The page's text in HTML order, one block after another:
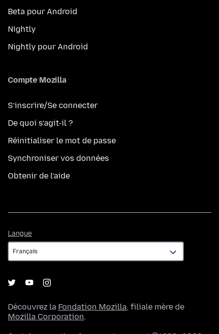
Beta pour Android
Nightly
Nightly pour Android
Compte Mozilla
S’inscrire/Se connecter
De quoi s’agit-il ?
Réinitialiser le mot de passe
Synchroniser vos données
Obtenir de l’aide
Langue
Découvrez la Fondation Mozilla, filiale mère de
Mozilla Corporation.